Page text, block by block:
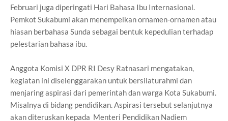
Februari juga diperingati Hari Bahasa Ibu Internasional.
Pemkot Sukabumi akan menempelkan ornamen-ornamen atau
hiasan berbahasa Sunda sebagai bentuk kepedulian terhadap
pelestarian bahasa ibu.
Anggota Komisi X DPR RI Desy Ratnasari mengatakan,
kegiatan ini diselenggarakan untuk bersilaturahmi dan
menjaring aspirasi dari pemerintah dan warga Kota Sukabumi.
Misalnya di bidang pendidikan. Aspirasi tersebut selanjutnya
akan diteruskan kepada Menteri Pendidikan Nadiem